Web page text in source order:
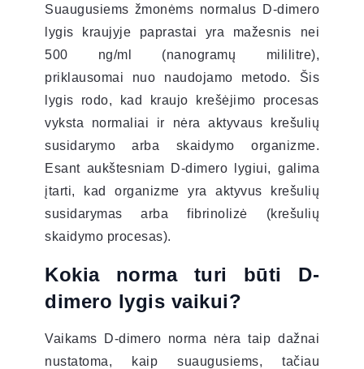
Suaugusiems žmonėms normalus D-dimero
lygis kraujyje paprastai yra mažesnis nei
500 ng/ml (nanogramų mililitre),
priklausomai nuo naudojamo metodo. Šis
lygis rodo, kad kraujo krešėjimo procesas
vyksta normaliai ir nėra aktyvaus krešulių
susidarymo arba skaidymo organizme.
Esant aukštesniam D-dimero lygiui, galima
įtarti, kad organizme yra aktyvus krešulių
susidarymas arba fibrinolizė (krešulių
skaidymo procesas).
Kokia norma turi būti D-
dimero lygis vaikui?
Vaikams D-dimero norma nėra taip dažnai
nustatoma, kaip suaugusiems, tačiau